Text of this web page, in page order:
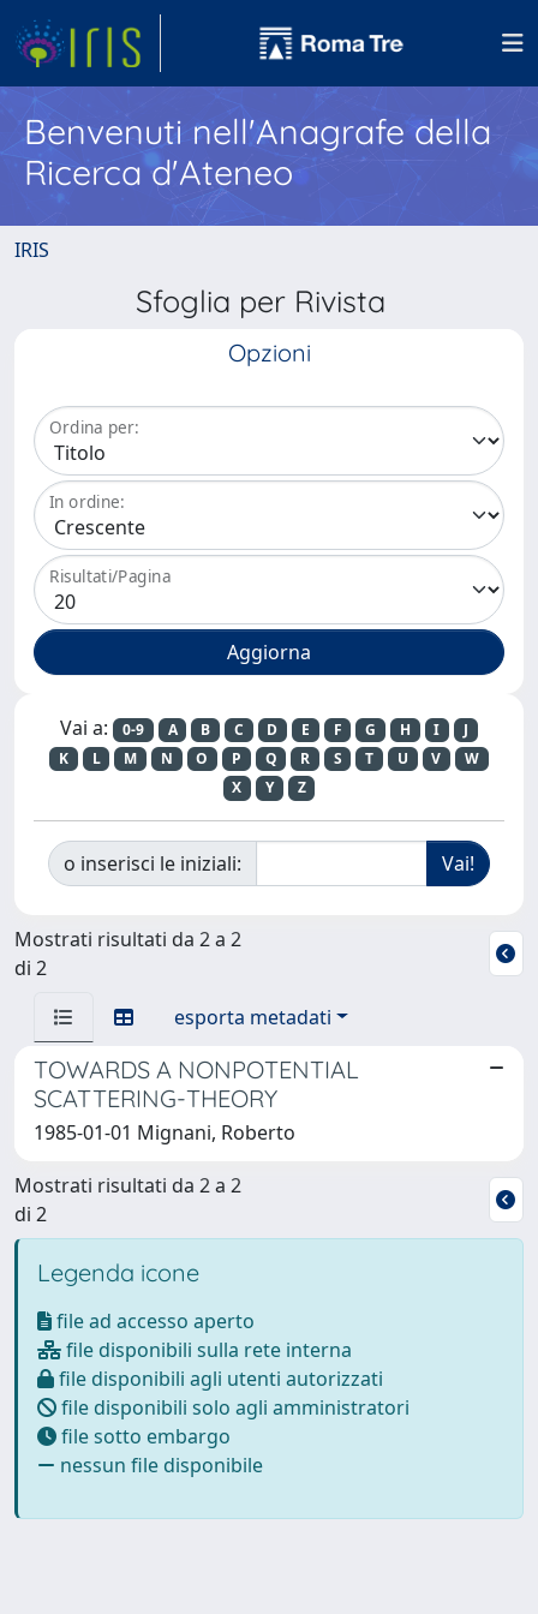
Benvenuti nell'Anagrafe della
Ricerca d'Ateneo
IRIS
Sfoglia per Rivista
Opzioni
Ordina per:
In ordine:
Risultati/Pagina
Vai a: 0-9 A B C D E F G H I
J
K
L M N O P Q R S T U V
W
X
Y Z
o inserisci le iniziali:
Mostrati risultati da 2 a 2
di 2
esporta metadati
TOWARDS A NONPOTENTIAL
SCATTERING-THEORY
1985-01-01 Mignani, Roberto
Mostrati risultati da 2 a 2
di 2
Legenda icone
file ad accesso aperto
file disponibili sulla rete interna
file disponibili agli utenti autorizzati
file disponibili solo agli amministratori
file sotto embargo
nessun file disponibile